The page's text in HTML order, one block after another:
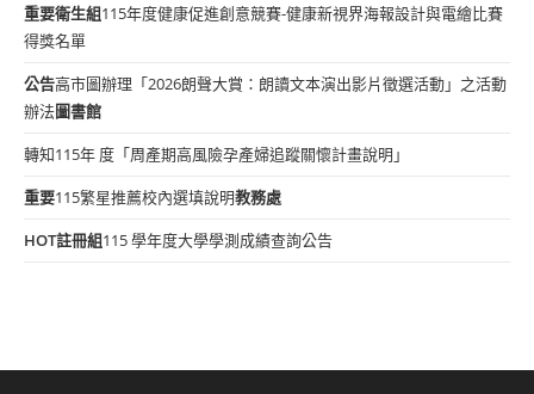
重要衛生組115年度健康促進創意競賽-健康新視界海報設計與電繪比賽
得獎名單
公告高市圖辦理「2026朗聲大賞：朗讀文本演出影片徵選活動」之活動
辦法圖書館
轉知115年 度「周產期高風險孕產婦追蹤關懷計畫說明」
重要115繁星推薦校內選填說明教務處
HOT註冊組115 學年度大學學測成績查詢公告